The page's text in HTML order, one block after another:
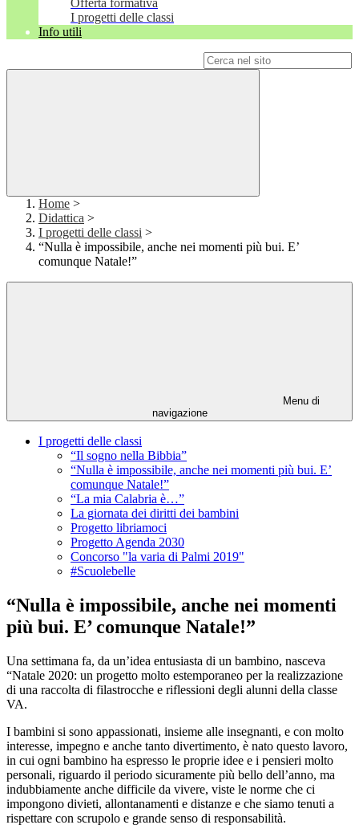
Offerta formativa
I progetti delle classi
Info utili
Home >
Didattica >
I progetti delle classi >
“Nulla è impossibile, anche nei momenti più bui. E’
comunque Natale!”
Menu di
navigazione
I progetti delle classi
“Il sogno nella Bibbia”
“Nulla è impossibile, anche nei momenti più bui. E’
comunque Natale!”
“La mia Calabria è…”
La giornata dei diritti dei bambini
Progetto libriamoci
Progetto Agenda 2030
Concorso "la varia di Palmi 2019"
#Scuolebelle
“Nulla è impossibile, anche nei momenti
più bui. E’ comunque Natale!”
Una settimana fa, da un’idea entusiasta di un bambino, nasceva
“Natale 2020: un progetto molto estemporaneo per la realizzazione
di una raccolta di filastrocche e riflessioni degli alunni della classe
VA.
I bambini si sono appassionati, insieme alle insegnanti, e con molto
interesse, impegno e anche tanto divertimento, è nato questo lavoro,
in cui ogni bambino ha espresso le proprie idee e i pensieri molto
personali, riguardo il periodo sicuramente più bello dell’anno, ma
indubbiamente anche difficile da vivere, viste le norme che ci
impongono divieti, allontanamenti e distanze e che siamo tenuti a
rispettare con scrupolo e grande senso di responsabilità.